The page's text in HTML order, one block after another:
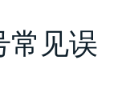
常见误